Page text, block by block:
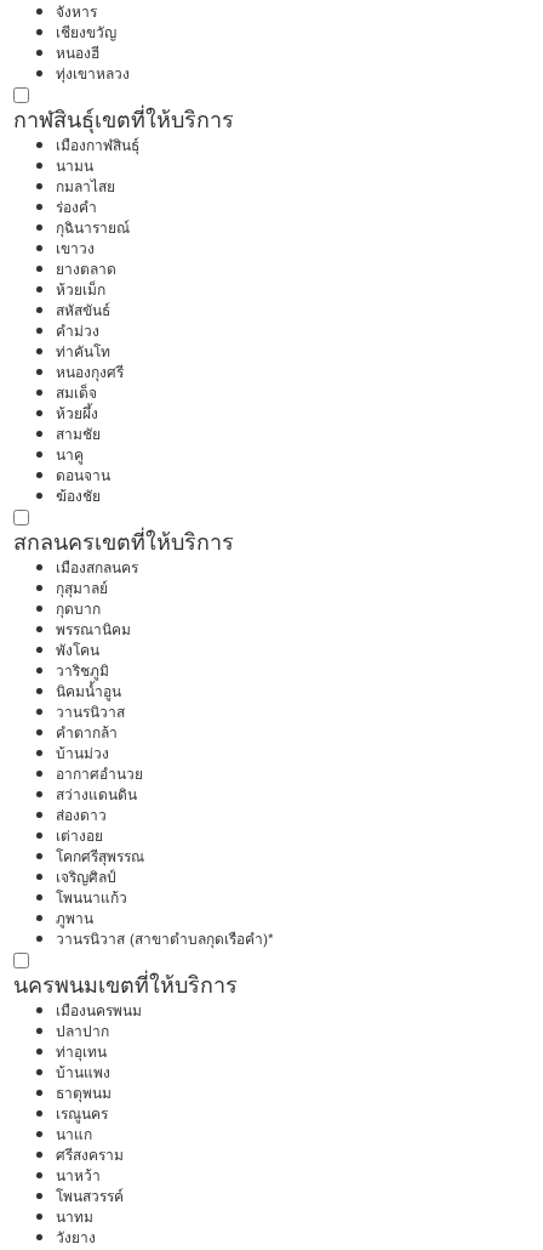
จังหาร
เชียงขวัญ
หนองฮี
ทุ่งเขาหลวง
กาฬสินธุ์เขตที่ให้บริการ
เมืองกาฬสินธุ์
นามน
กมลาไสย
ร่องคำ
กุฉินารายณ์
เขาวง
ยางตลาด
ห้วยเม็ก
สหัสขันธ์
คำม่วง
ท่าคันโท
หนองกุงศรี
สมเด็จ
ห้วยผึ้ง
สามชัย
นาคู
ดอนจาน
ฆ้องชัย
สกลนครเขตที่ให้บริการ
เมืองสกลนคร
กุสุมาลย์
กุดบาก
พรรณานิคม
พังโคน
วาริชภูมิ
นิคมน้ำอูน
วานรนิวาส
คำตากล้า
บ้านม่วง
อากาศอำนวย
สว่างแดนดิน
ส่องดาว
เต่างอย
โคกศรีสุพรรณ
เจริญศิลป์
โพนนาแก้ว
ภูพาน
วานรนิวาส (สาขาตำบลกุดเรือคำ)*
นครพนมเขตที่ให้บริการ
เมืองนครพนม
ปลาปาก
ท่าอุเทน
บ้านแพง
ธาตุพนม
เรณูนคร
นาแก
ศรีสงคราม
นาหว้า
โพนสวรรค์
นาทม
วังยาง